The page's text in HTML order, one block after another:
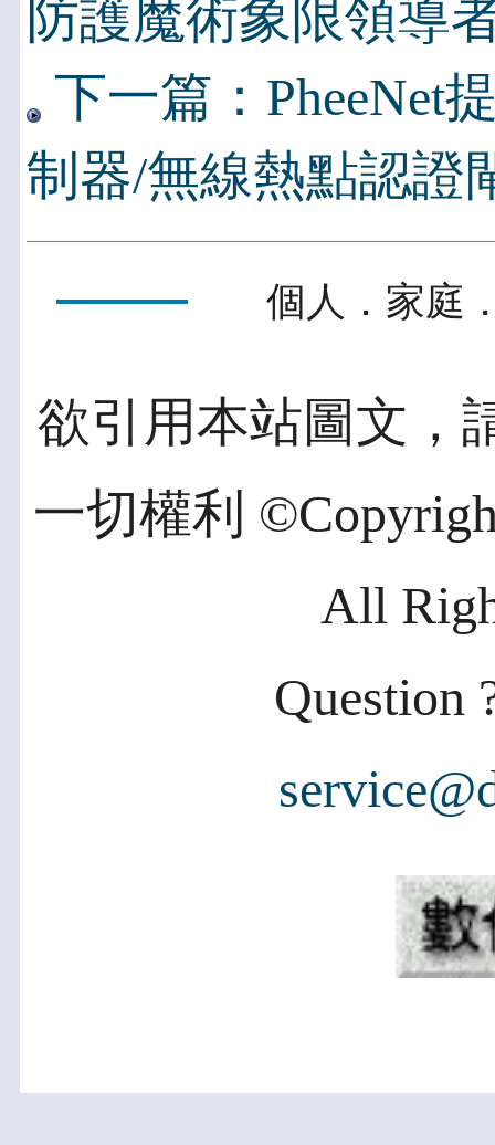
防護魔術象限領導
下一篇：PheeNet
制器/無線熱點認證
個人．家庭
欲引用本站圖文，
一切權利
All
Question